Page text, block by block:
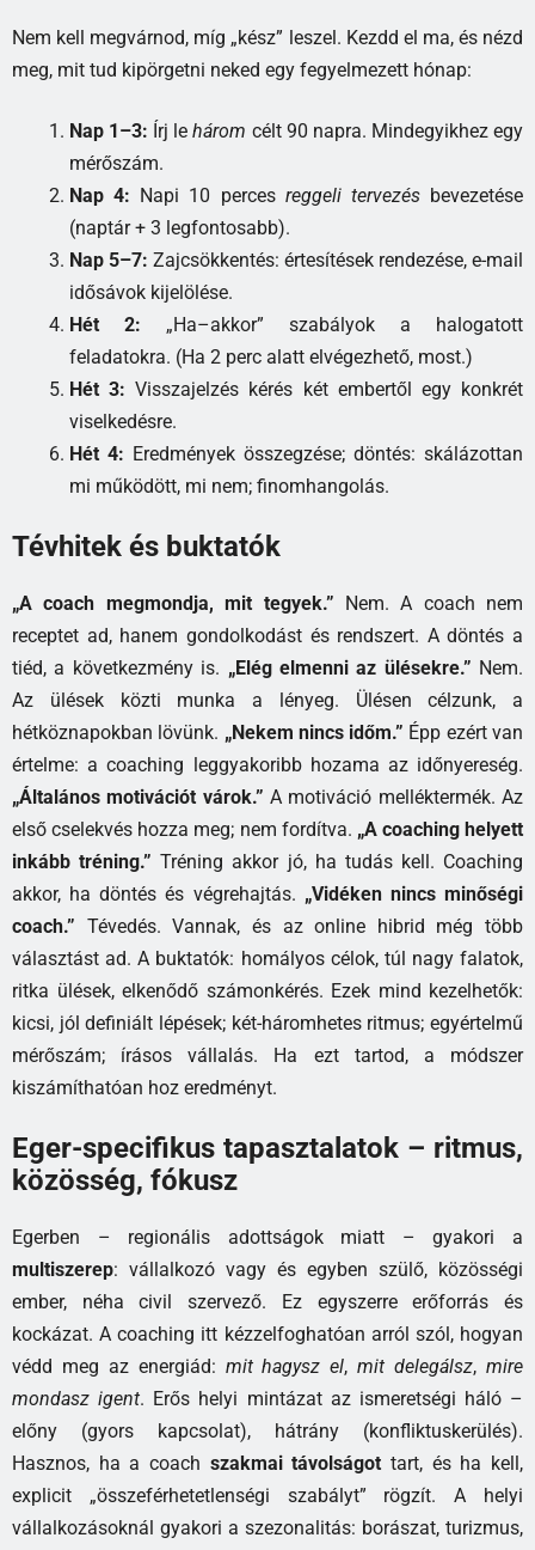
Nem kell megvárnod, míg „kész” leszel. Kezdd el ma, és nézd
meg, mit tud kipörgetni neked egy fegyelmezett hónap:
Nap 1–3: Írj lehárom célt 90 napra. Mindegyikhez egy
mérőszám.
Nap 4: Napi 10 perces reggeli tervezésbevezetése
(naptár + 3 legfontosabb).
Nap 5–7: Zajcsökkentés: értesítések rendezése, e-mail
idősávok kijelölése.
Hét 2: „Ha–akkor” szabályok a halogatott
feladatokra. (Ha 2 perc alatt elvégezhető, most.)
Hét 3: Visszajelzés kérés két embertől egy konkrét
viselkedésre.
Hét 4: Eredmények összegzése; döntés: skálázottan
mi működött, mi nem; finomhangolás.
Tévhitek és buktatók
„A coach megmondja, mit tegyek.” Nem. A coach nem
receptet ad, hanem gondolkodást és rendszert. A döntés a
tiéd, a következmény is. „Elég elmenni az ülésekre.” Nem.
Az ülések közti munka a lényeg. Ülésen célzunk, a
hétköznapokban lövünk. „Nekem nincs időm.” Épp ezért van
értelme: a coaching leggyakoribb hozama az időnyereség.
„Általános motivációt várok.” A motiváció melléktermék. Az
első cselekvés hozza meg; nem fordítva. „A coaching helyett
inkább tréning.” Tréning akkor jó, ha tudás kell. Coaching
akkor, ha döntés és végrehajtás. „Vidéken nincs minőségi
coach.” Tévedés. Vannak, és az online hibrid még több
választást ad. A buktatók: homályos célok, túl nagy falatok,
ritka ülések, elkenődő számonkérés. Ezek mind kezelhetők:
kicsi, jól definiált lépések; két-háromhetes ritmus; egyértelmű
mérőszám; írásos vállalás. Ha ezt tartod, a módszer
kiszámíthatóan hoz eredményt.
Eger-specifikus tapasztalatok – ritmus,
közösség, fókusz
Egerben – regionális adottságok miatt – gyakori a
multiszerep: vállalkozó vagy és egyben szülő, közösségi
ember, néha civil szervező. Ez egyszerre erőforrás és
kockázat. A coaching itt kézzelfoghatóan arról szól, hogyan
védd meg az energiád: mit hagysz el,mit delegálsz,mire
mondasz igent. Erős helyi mintázat az ismeretségi háló –
előny (gyors kapcsolat), hátrány (konfliktuskerülés).
Hasznos, ha a coach szakmai távolságot tart, és ha kell,
explicit „összeférhetetlenségi szabályt” rögzít. A helyi
vállalkozásoknál gyakori a szezonalitás: borászat, turizmus,